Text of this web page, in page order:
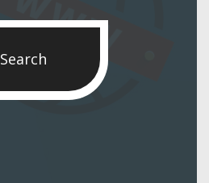
Search